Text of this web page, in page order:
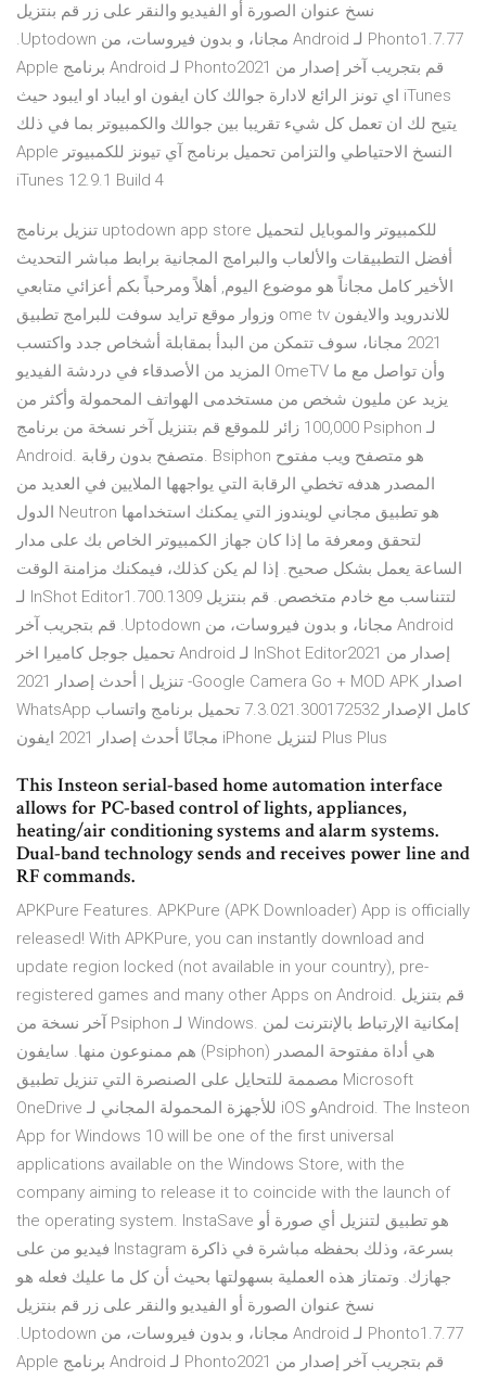
نسخ عنوان الصورة أو الفيديو والنقر على زر ‫قم بنتزيل
Phonto1.7.77 لـ Android مجانا، و بدون فيروسات، من Uptodown.
قم بتجريب آخر إصدار من Phonto2021 لـ Android برنامج Apple
iTunes اي تونز الرائع لادارة جوالك كان ايفون او ايباد او ايبود حيث
يتيح لك ان تعمل كل شيء تقريبا بين جوالك والكمبيوتر بما في ذلك
النسخ الاحتياطي والتزامن تحميل برنامج آي تيونز للكمبيوتر Apple
iTunes 12.9.1 Build 4
تنزيل برنامج uptodown app store للكمبيوتر والموبايل لتحميل
أفضل التطبيقات والألعاب والبرامج المجانية برابط مباشر التحديث
الأخير كامل مجاناً هو موضوع اليوم, أهلاً ومرحباً بكم أعزائي متابعي
وزوار موقع ترايد سوفت للبرامج تطبيق ome tv للاندرويد والايفون
2021 مجانا، سوف تتمكن من البدأ بمقابلة أشخاص جدد واكتسب
المزيد من الأصدقاء في دردشة الفيديو OmeTV وأن تواصل مع ما
يزيد عن مليون شخص من مستخدمى الهواتف المحمولة وأكثر من
100,000 زائر للموقع قم بتنزيل آخر نسخة من برنامج Psiphon لـ
Android. متصفح بدون رقابة. Bsiphon هو متصفح ويب مفتوح
المصدر هدفه تخطي الرقابة التي يواجهها الملايين في العديد من
الدول Neutron هو تطبيق مجاني لويندوز التي يمكنك استخدامها
لتحقق ومعرفة ما إذا كان جهاز الكمبيوتر الخاص بك على مدار
الساعة يعمل بشكل صحيح. إذا لم يكن كذلك، فيمكنك مزامنة الوقت
لتتناسب مع خادم متخصص. ‫قم بنتزيل InShot Editor1.700.1309 لـ
Android مجانا، و بدون فيروسات، من Uptodown. قم بتجريب آخر
إصدار من InShot Editor2021 لـ Android تحميل جوجل كاميرا اخر
اصدار Google Camera Go + MOD APK- تنزيل | أحدث إصدار 2021
كامل الإصدار 7.3.021.300172532 تحميل برنامج واتساب WhatsApp
Plus Plus لتنزيل iPhone مجانًا أحدث إصدار 2021 ايفون
This Insteon serial-based home automation interface
allows for PC-based control of lights, appliances,
heating/air conditioning systems and alarm systems.
Dual-band technology sends and receives power line and
RF commands.
APKPure Features. APKPure (APK Downloader) App is officially
released! With APKPure, you can instantly download and
update region locked (not available in your country), pre-
registered games and many other Apps on Android. قم بتنزيل
آخر نسخة من Psiphon لـ Windows. إمكانية الإرتباط بالإنترنت لمن
هم ممنوعون منها. سايفون (Psiphon) هي أداة مفتوحة المصدر
مصممة للتحايل على الصنصرة التي تنزيل تطبيق Microsoft
OneDrive للأجهزة المحمولة المجاني لـ iOS وAndroid. The Insteon
App for Windows 10 will be one of the first universal
applications available on the Windows Store, with the
company aiming to release it to coincide with the launch of
the operating system. InstaSave هو تطبيق لتنزيل أي صورة أو
فيديو من على Instagram بسرعة، وذلك بحفظه مباشرة في ذاكرة
جهازك. وتمتاز هذه العملية بسهولتها بحيث أن كل ما عليك فعله هو
نسخ عنوان الصورة أو الفيديو والنقر على زر ‫قم بنتزيل
Phonto1.7.77 لـ Android مجانا، و بدون فيروسات، من Uptodown.
قم بتجريب آخر إصدار من Phonto2021 لـ Android برنامج Apple